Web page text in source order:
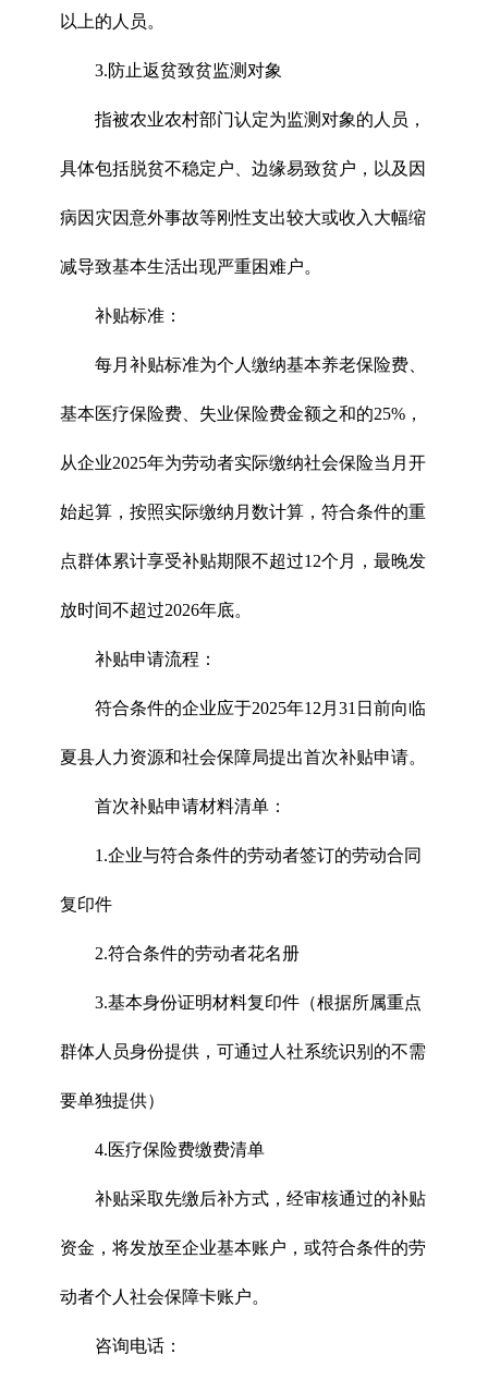
以上的人员。
3.防止返贫致贫监测对象
指被农业农村部门认定为监测对象的人员，
具体包括脱贫不稳定户、边缘易致贫户，以及因
病因灾因意外事故等刚性支出较大或收入大幅缩
减导致基本生活出现严重困难户。
补贴标准：
每月补贴标准为个人缴纳基本养老保险费、
基本医疗保险费、失业保险费金额之和的25%，
从企业2025年为劳动者实际缴纳社会保险当月开
始起算，按照实际缴纳月数计算，符合条件的重
点群体累计享受补贴期限不超过12个月，最晚发
放时间不超过2026年底。
补贴申请流程：
符合条件的企业应于2025年12月31日前向临
夏县人力资源和社会保障局提出首次补贴申请。
首次补贴申请材料清单：
1.企业与符合条件的劳动者签订的劳动合同
复印件
2.符合条件的劳动者花名册
3.基本身份证明材料复印件（根据所属重点
群体人员身份提供，可通过人社系统识别的不需
要单独提供）
4.医疗保险费缴费清单
补贴采取先缴后补方式，经审核通过的补贴
资金，将发放至企业基本账户，或符合条件的劳
动者个人社会保障卡账户。
咨询电话：